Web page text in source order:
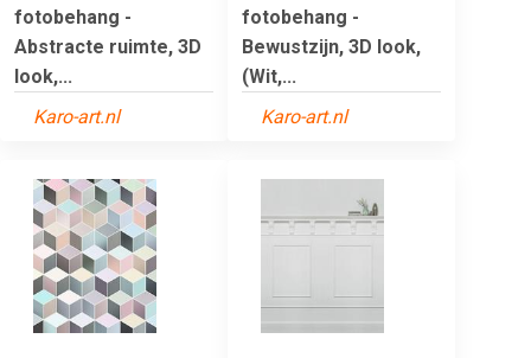
fotobehang -
Abstracte ruimte, 3D
look,...
Karo-art.nl
fotobehang -
Bewustzijn, 3D look,
(Wit,...
Karo-art.nl